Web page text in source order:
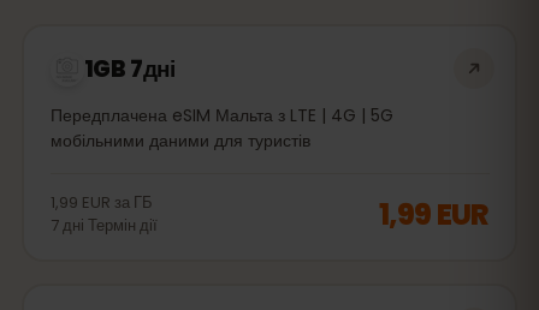
1GB 7дні
Передплачена eSIM Мальта з LTE | 4G | 5G
мобільними даними для туристів
1,99 EUR за ГБ
7дні Термін дії 1,99 EUR